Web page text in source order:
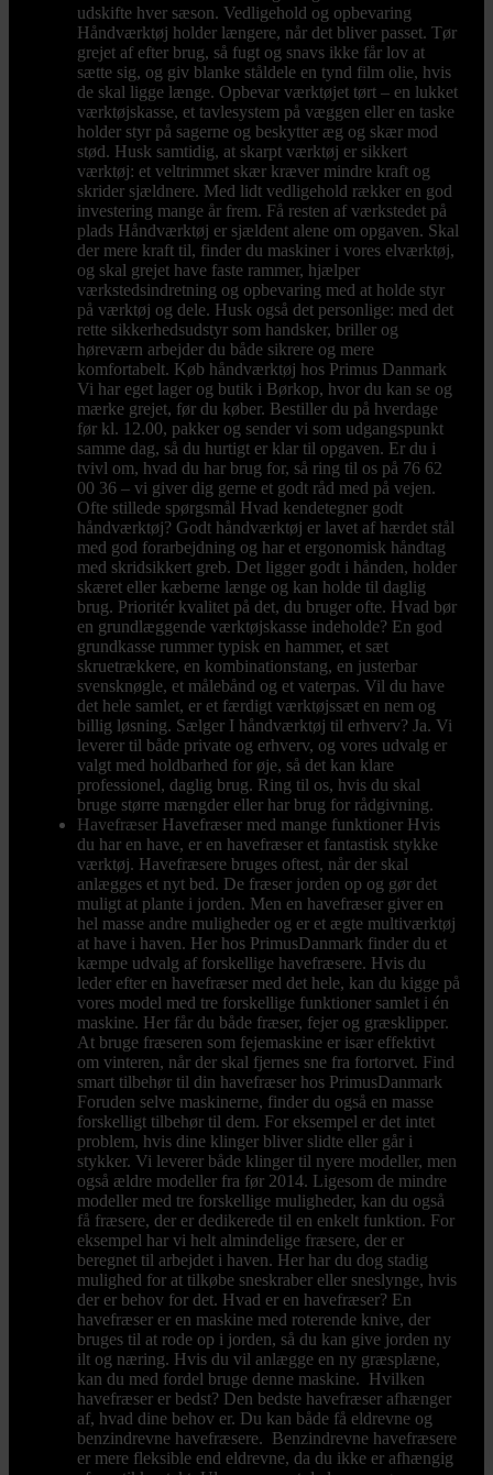
udskifte hver sæson. Vedligehold og opbevaring
Håndværktøj holder længere, når det bliver passet. Tør
grejet af efter brug, så fugt og snavs ikke får lov at
sætte sig, og giv blanke ståldele en tynd film olie, hvis
de skal ligge længe. Opbevar værktøjet tørt – en lukket
værktøjskasse, et tavlesystem på væggen eller en taske
holder styr på sagerne og beskytter æg og skær mod
stød. Husk samtidig, at skarpt værktøj er sikkert
værktøj: et veltrimmet skær kræver mindre kraft og
skrider sjældnere. Med lidt vedligehold rækker en god
investering mange år frem. Få resten af værkstedet på
plads Håndværktøj er sjældent alene om opgaven. Skal
der mere kraft til, finder du maskiner i vores elværktøj,
og skal grejet have faste rammer, hjælper
værkstedsindretning og opbevaring med at holde styr
på værktøj og dele. Husk også det personlige: med det
rette sikkerhedsudstyr som handsker, briller og
høreværn arbejder du både sikrere og mere
komfortabelt. Køb håndværktøj hos Primus Danmark
Vi har eget lager og butik i Børkop, hvor du kan se og
mærke grejet, før du køber. Bestiller du på hverdage
før kl. 12.00, pakker og sender vi som udgangspunkt
samme dag, så du hurtigt er klar til opgaven. Er du i
tvivl om, hvad du har brug for, så ring til os på 76 62
00 36 – vi giver dig gerne et godt råd med på vejen.
Ofte stillede spørgsmål Hvad kendetegner godt
håndværktøj? Godt håndværktøj er lavet af hærdet stål
med god forarbejdning og har et ergonomisk håndtag
med skridsikkert greb. Det ligger godt i hånden, holder
skæret eller kæberne længe og kan holde til daglig
brug. Prioritér kvalitet på det, du bruger ofte. Hvad bør
en grundlæggende værktøjskasse indeholde? En god
grundkasse rummer typisk en hammer, et sæt
skruetrækkere, en kombinationstang, en justerbar
svensknøgle, et målebånd og et vaterpas. Vil du have
det hele samlet, er et færdigt værktøjssæt en nem og
billig løsning. Sælger I håndværktøj til erhverv? Ja. Vi
leverer til både private og erhverv, og vores udvalg er
valgt med holdbarhed for øje, så det kan klare
professionel, daglig brug. Ring til os, hvis du skal
bruge større mængder eller har brug for rådgivning.
Havefræser Havefræser med mange funktioner Hvis
du har en have, er en havefræser et fantastisk stykke
værktøj. Havefræsere bruges oftest, når der skal
anlægges et nyt bed. De fræser jorden op og gør det
muligt at plante i jorden. Men en havefræser giver en
hel masse andre muligheder og er et ægte multiværktøj
at have i haven. Her hos PrimusDanmark finder du et
kæmpe udvalg af forskellige havefræsere. Hvis du
leder efter en havefræser med det hele, kan du kigge på
vores model med tre forskellige funktioner samlet i én
maskine. Her får du både fræser, fejer og græsklipper.
At bruge fræseren som fejemaskine er især effektivt
om vinteren, når der skal fjernes sne fra fortorvet. Find
smart tilbehør til din havefræser hos PrimusDanmark
Foruden selve maskinerne, finder du også en masse
forskelligt tilbehør til dem. For eksempel er det intet
problem, hvis dine klinger bliver slidte eller går i
stykker. Vi leverer både klinger til nyere modeller, men
også ældre modeller fra før 2014. Ligesom de mindre
modeller med tre forskellige muligheder, kan du også
få fræsere, der er dedikerede til en enkelt funktion. For
eksempel har vi helt almindelige fræsere, der er
beregnet til arbejdet i haven. Her har du dog stadig
mulighed for at tilkøbe sneskraber eller sneslynge, hvis
der er behov for det. Hvad er en havefræser? En
havefræser er en maskine med roterende knive, der
bruges til at rode op i jorden, så du kan give jorden ny
ilt og næring. Hvis du vil anlægge en ny græsplæne,
kan du med fordel bruge denne maskine. Hvilken
havefræser er bedst? Den bedste havefræser afhænger
af, hvad dine behov er. Du kan både få eldrevne og
benzindrevne havefræsere. Benzindrevne havefræsere
er mere fleksible end eldrevne, da du ikke er afhængig